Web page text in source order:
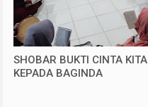
SHOBAR BUKTI CINTA KITA
KEPADA BAGINDA